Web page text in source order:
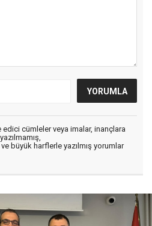
cümleler veya imalar, inançlara
büyük harflerle yazılmış yorumlar